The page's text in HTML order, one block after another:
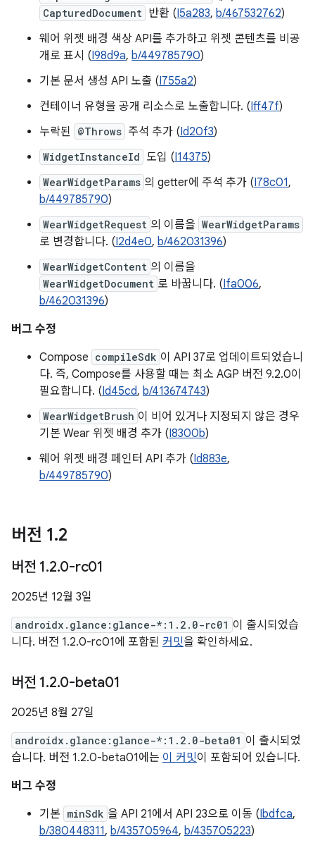
CapturedDocument 반환 (I5a283, b/467532762)
웨어 위젯 배경 색상 API를 추가하고 위젯 콘텐츠를 비공
개로 표시 (I98d9a, b/449785790)
기본 문서 생성 API 노출 (I755a2)
컨테이너 유형을 공개 리소스로 노출합니다. (Iff47f)
누락된 @Throws 주석 추가 (Id20f3)
WidgetInstanceId 도입 (I14375)
WearWidgetParams 의 getter에 주석 추가 (I78c01,
b/449785790)
WearWidgetRequest 의 이름을 WearWidgetParams
로 변경합니다. (I2d4e0, b/462031396)
WearWidgetContent 의 이름을
WearWidgetDocument 로 바꿉니다. (Ifa006,
b/462031396)
버그 수정
Compose compileSdk 이 API 37로 업데이트되었습니
다. 즉, Compose를 사용할 때는 최소 AGP 버전 9.2.0이
필요합니다. (Id45cd, b/413674743)
WearWidgetBrush 이 비어 있거나 지정되지 않은 경우
기본 Wear 위젯 배경 추가 (I8300b)
웨어 위젯 배경 페인터 API 추가 (Id883e,
b/449785790)
버전 1.2
버전 1.2.0-rc01
2025년 12월 3일
androidx.glance:glance-*:1.2.0-rc01 이 출시되었습
니다. 버전 1.2.0-rc01에 포함된 커밋을 확인하세요.
버전 1.2.0-beta01
2025년 8월 27일
androidx.glance:glance-*:1.2.0-beta01 이 출시되었
습니다. 버전 1.2.0-beta01에는 이 커밋이 포함되어 있습니다.
버그 수정
기본 minSdk 을 API 21에서 API 23으로 이동 (Ibdfca,
b/380448311, b/435705964, b/435705223)